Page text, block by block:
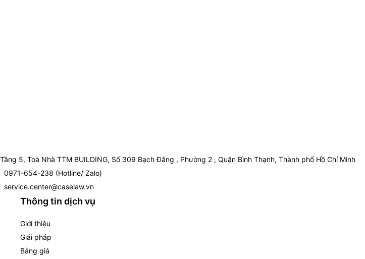
Tầng 5, Toà Nhà TTM BUILDING, Số 309 Bạch Đằng , Phường 2 , Quận Bình Thạnh, Thành phố Hồ Chí Minh
0971-654-238 (Hotline/ Zalo)
service.center@caselaw.vn
Thông tin dịch vụ
Giới thiệu
Giải pháp
Bảng giá